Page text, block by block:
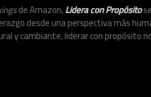
de Amazon,Lidera con Propósito
desde una perspectiva más
y cambiante, liderar con propósito